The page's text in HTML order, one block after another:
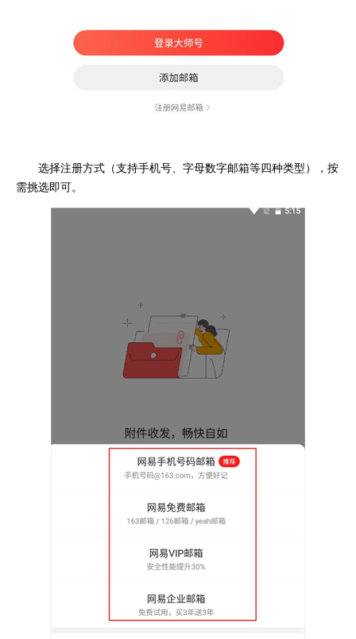
选择注册方式（支持手机号、字母数字邮箱等四种类型），按
需挑选即可。